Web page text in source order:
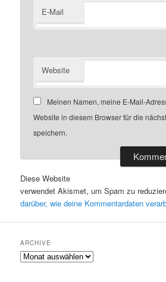
E-Mail
Website
Meinen Namen, meine E-Mail-
Website in diesem Browser für die
speichern.
Diese Website
verwendet Akismet, um Spam zu
darüber, wie deine Kommentardaten
ARCHIVE
A